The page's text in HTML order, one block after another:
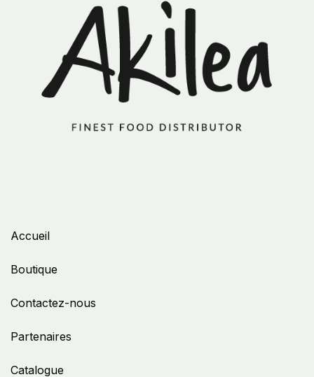
Accueil
Boutique
Contactez-nous
Partenaires
Catalogue